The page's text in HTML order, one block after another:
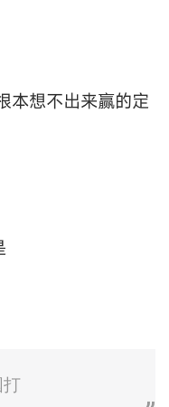
本想不出来赢的定